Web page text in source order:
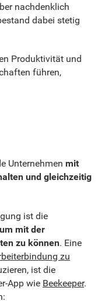
nachdenklich
dabei stetig
Produktivität und
führen,
Unternehmen mit
und gleichzeitig
ist die
mit der
zu können. Eine
zu
ist die
App wie Beekeeper.